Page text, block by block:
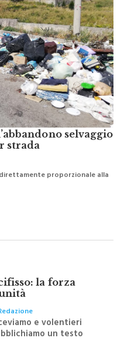
selvaggio
strada
proporzionale alla
la forza
e volentieri
un testo